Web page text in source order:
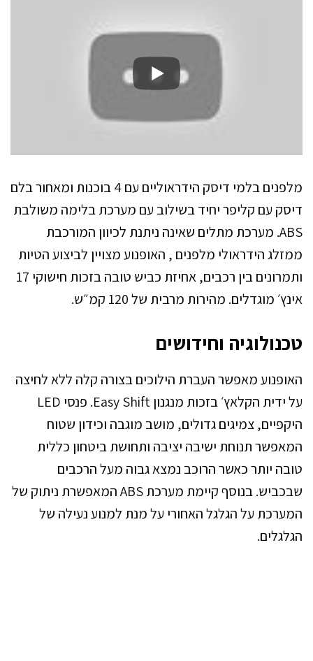
מלפנים בלמי דיסק הידראוליים עם 4 בוכנות ומאחור בלם
דיסק עם קליפר יחיד בשילוב עם מערכת בלימה משולבת
ABS. מערכת מתלים שאינה ניתנת לכיוון המורכבת
ממזלג הידראולי מלפנים , האופנוע מצויין לביצוע הטיות
ותמרונים בין רכבים, אחיזת כביש טובה בזכות חישוקי 17
אינץ׳ מוגדלים. מהירות מרבית של 120 קמ״ש.
טכנולוגיה וחידושים
האופנוע מאפשר העברת הילוכים בצורה קלה ללא לחיצה
על ידית הקלאץ׳ בזכות מנגנון Easy Shift. פנסי LED
היקפיים, צמיגים גדולים, מושב מוגבה וכידון שטוח
המאפשר תנוחת ישיבה יציבה ותחושת ביטחון כללית
טובה יותר כאשר הרוכב נמצא גבוה מעל הרכבים
שבכביש. בנוסף קיימת מערכת ABS המאפשרת ניתוק של
המערכת על הגלגל האחורי על מנת למנוע נעילה של
הגלגלים.